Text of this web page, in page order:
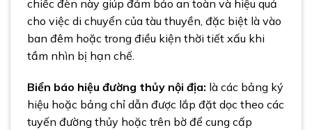
chiếc đèn này giúp đảm bảo an toàn và hiệu quả
cho việc di chuyển của tàu thuyền, đặc biệt là vào
ban đêm hoặc trong điều kiện thời tiết xấu khi
tầm nhìn bị hạn chế.
Biển báo hiệu đường thủy nội địa: là các bảng ký
hiệu hoặc bảng chỉ dẫn được lắp đặt dọc theo các
tuyến đường thủy hoặc trên bờ để cung cấp